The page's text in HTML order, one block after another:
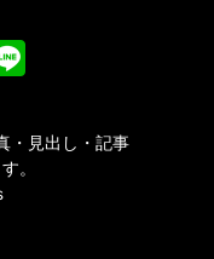
・見出し・記事
。